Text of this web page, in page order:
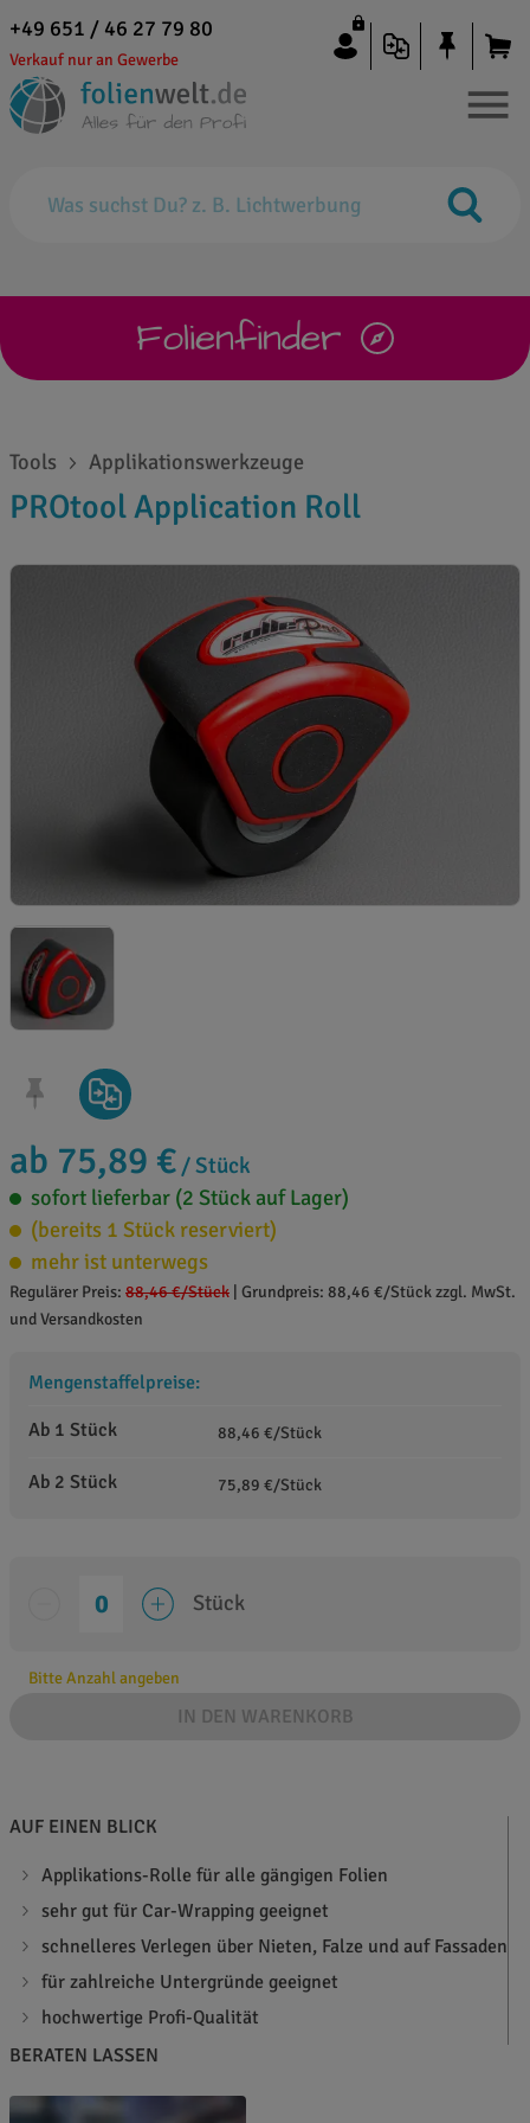
+49 651 / 46 27 79 80
Verkauf nur an Gewerbe
Folienfinder
Tools Applikationswerkzeuge
PROtool Application Roll
ab 75,89 € / Stück
sofort lieferbar (2 Stück auf Lager)
(bereits 1 Stück reserviert)
mehr ist unterwegs
Regulärer Preis: 88,46 €/Stück Grundpreis: 88,46 €/Stück zzgl. MwSt.
und Versandkosten
Mengenstaffelpreise:
Ab 1 Stück
88,46 €/Stück
Ab 2 Stück 75,89 €/Stück
Stück
Bitte Anzahl angeben
IN DEN WARENKORB
AUF EINEN BLICK
Applikations-Rolle für alle gängigen Folien
sehr gut für Car-Wrapping geeignet
schnelleres Verlegen über Nieten, Falze und auf Fassaden
für zahlreiche Untergründe geeignet
hochwertige Profi-Qualität
BERATEN LASSEN